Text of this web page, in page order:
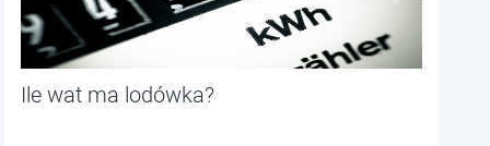
Ile wat ma lodówka?